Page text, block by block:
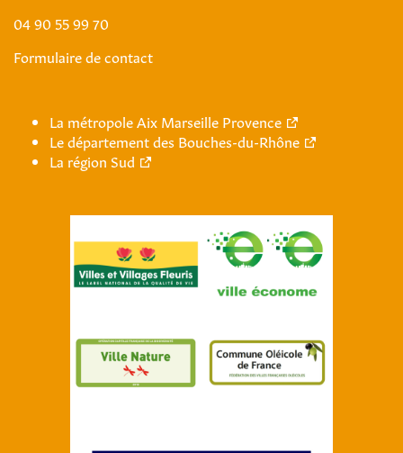
04 90 55 99 70
Formulaire de contact
La métropole Aix Marseille Provence
Le département des Bouches-du-Rhône
La région Sud